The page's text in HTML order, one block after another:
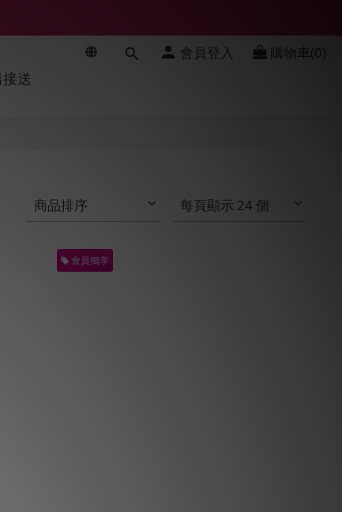
會員登入 購物車(0)
送
商品排序 每頁顯示 24 個
會員獨享